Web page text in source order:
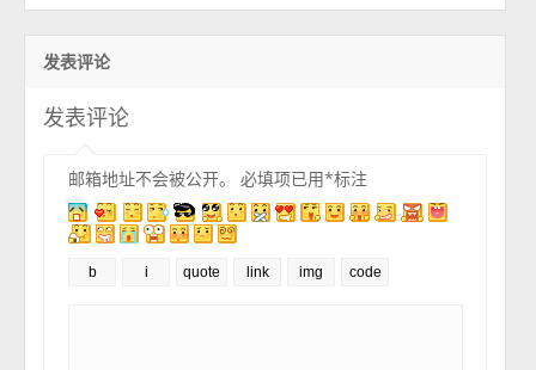
发表评论
发表评论
邮箱地址不会被公开。 必填项已用*标注